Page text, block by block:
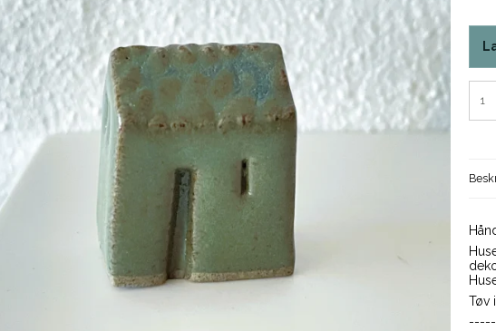
Tøv